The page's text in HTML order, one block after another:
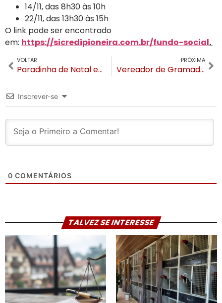
14/11, das 8h30 às 10h
22/11, das 13h30 às 15h
O link pode ser encontrado
em: https://sicredipioneira.com.br/fundo-social.
VOLTAR
Paradinha de Natal estreia neste fim de semana em Canela
PRÓXIMA
Vereador de Gramado é algemado e preso por desobediência policial
Inscrever-se
0 COMENTÁRIOS
TALVEZ SE INTERESSE